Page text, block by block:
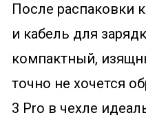
После распаковки
и кабель для
компактный,
точно не хочется
3 Pro в чехле